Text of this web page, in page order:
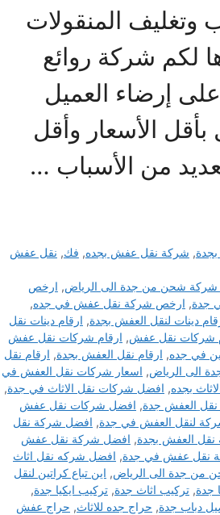
وتغليف المنقولات
لكم شركة روائع
إرضاء العميل
الأسعار وأقل
من الأسباب …
, شركة نقل عفش بجده, فك, نقل عفش
شحن من جدة الى الرياض, ارخص
جدة, ارخص شركة نقل عفش في جده,
دينات لنقل العفش بجدة, ارقام دينات نقل
شركات نقل عفش, ارقام شركات نقل عفش
في جده, ارقام نقل العفش بجدة, ارقام نقل
الى الرياض, اسعار شركات نقل العفش في
بجده, افضل شركات نقل الاثاث في جدة,
العفش جدة, افضل شركات نقل عفش
لنقل العفش في جدة, افضل شركة نقل
العفش بجدة, افضل شركة نقل عفش
نقل عفش في جدة, افضل شركه نقل اثاث
من جدة الى الرياض, اين تباع كراتين لنقل
جدة, تركيب اثاث جدة, تركيب ايكيا جدة,
دباب جدة, حراج جده للاثاث, حراج عفش